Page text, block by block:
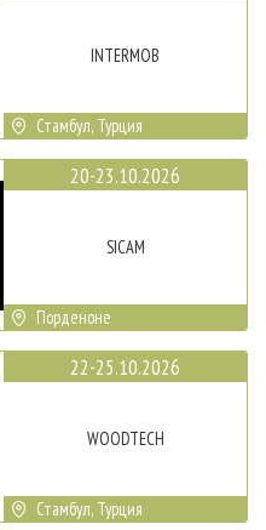
INTERMOB
Стамбул, Турция
20-23.10.2026
SICAM
Порденоне
22-25.10.2026
WOODTECH
Стамбул, Турция